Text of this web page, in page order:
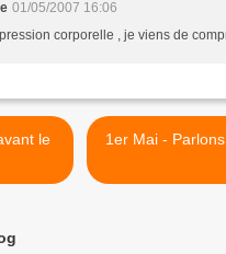
01/05/2007 16:06
corporelle , je viens de